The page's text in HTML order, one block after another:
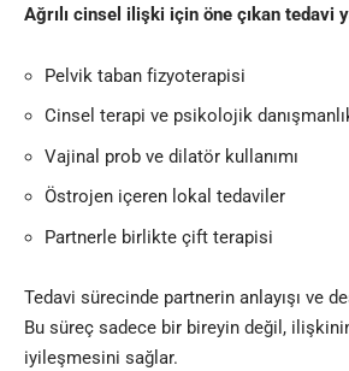
Ağrılı cinsel ilişki için öne çıkan tedavi
Pelvik taban fizyoterapisi
Cinsel terapi ve psikolojik
Vajinal prob ve dilatör kullanımı
Östrojen içeren lokal tedaviler
Partnerle birlikte çift terapisi
Tedavi sürecinde partnerin anlayışı ve
Bu süreç sadece bir bireyin değil,
iyileşmesini sağlar.